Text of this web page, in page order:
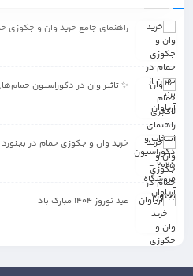
راهنمای جامع خرید وان و جکوزی
✨ تاثیر وان در دکوراسیون
خرید وان و جکوزی حمام در بجنورد
عید نوروز 1404 مبارک باد